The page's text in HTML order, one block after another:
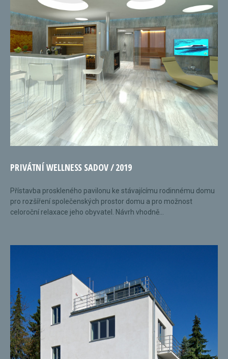
PRIVÁTNÍ WELLNESS SADOV / 2019
Přístavba proskleného pavilonu ke stávajícímu rodinnému domu
pro rozšíření společenských prostor domu a pro možnost
celoroční relaxace jeho obyvatel. Návrh vhodně...